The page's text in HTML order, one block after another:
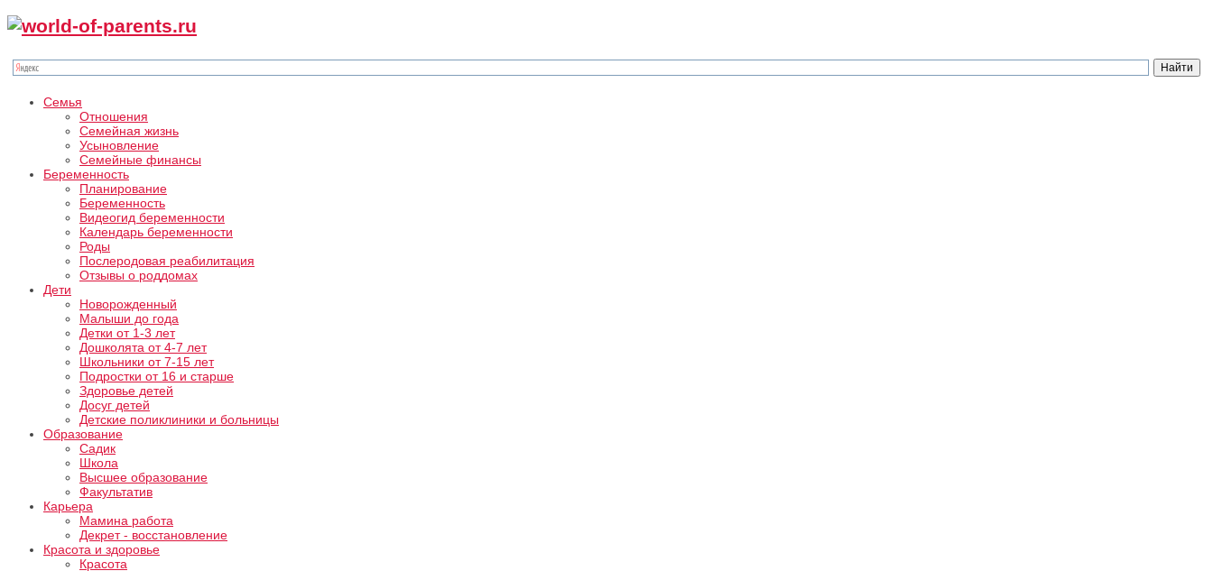
Семья
Отношения
Семейная жизнь
Усыновление
Семейные финансы
Беременность
Планирование
Беременность
Видеогид беременности
Календарь беременности
Роды
Послеродовая реабилитация
Отзывы о роддомах
Дети
Новорожденный
Малыши до года
Детки от 1-3 лет
Дошколята от 4-7 лет
Школьники от 7-15 лет
Подростки от 16 и старше
Здоровье детей
Досуг детей
Детские поликлиники и больницы
Образование
Садик
Школа
Высшее образование
Факультатив
Карьера
Мамина работа
Декрет - восстановление
Красота и здоровье
Красота